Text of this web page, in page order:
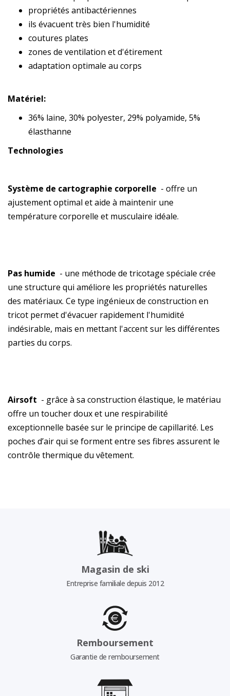
propriétés antibactériennes
ils évacuent très bien l'humidité
coutures plates
zones de ventilation et d'étirement
adaptation optimale au corps
Matériel:
36% laine, 30% polyester, 29% polyamide, 5%
élasthanne
Technologies
Système de cartographie corporelle - offre un
ajustement optimal et aide à maintenir une
température corporelle et musculaire idéale.
Pas humide - une méthode de tricotage spéciale crée
une structure qui améliore les propriétés naturelles
des matériaux. Ce type ingénieux de construction en
tricot permet d'évacuer rapidement l'humidité
indésirable, mais en mettant l'accent sur les différentes
parties du corps.
Airsoft - grâce à sa construction élastique, le matériau
offre un toucher doux et une respirabilité
exceptionnelle basée sur le principe de capillarité. Les
poches d’air qui se forment entre ses fibres assurent le
contrôle thermique du vêtement.
Magasin de ski
Entreprise familiale depuis 2012
Remboursement
Garantie de remboursement